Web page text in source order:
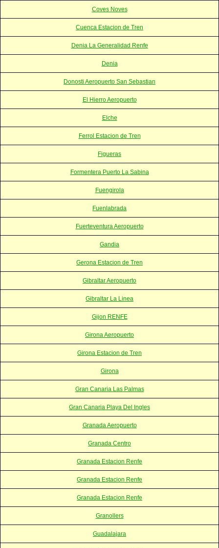
Coves Noves
Cuenca Estacion de Tren
Denia La Generalidad Renfe
Denia
Donosti Aeropuerto San Sebastian
El Hierro Aeropuerto
Elche
Ferrol Estacion de Tren
Figueras
Formentera Puerto La Sabina
Fuengirola
Fuenlabrada
Fuerteventura Aeropuerto
Gandia
Gerona Estacion de Tren
Gibraltar Aeropuerto
Gibraltar La Linea
Gijon RENFE
Girona Aeropuerto
Girona Estacion de Tren
Girona
Gran Canaria Las Palmas
Gran Canaria Playa Del Ingles
Granada Aeropuerto
Granada Centro
Granada Estacion Renfe
Granada Estacion Renfe
Granada Estacion Renfe
Granollers
Guadalajara